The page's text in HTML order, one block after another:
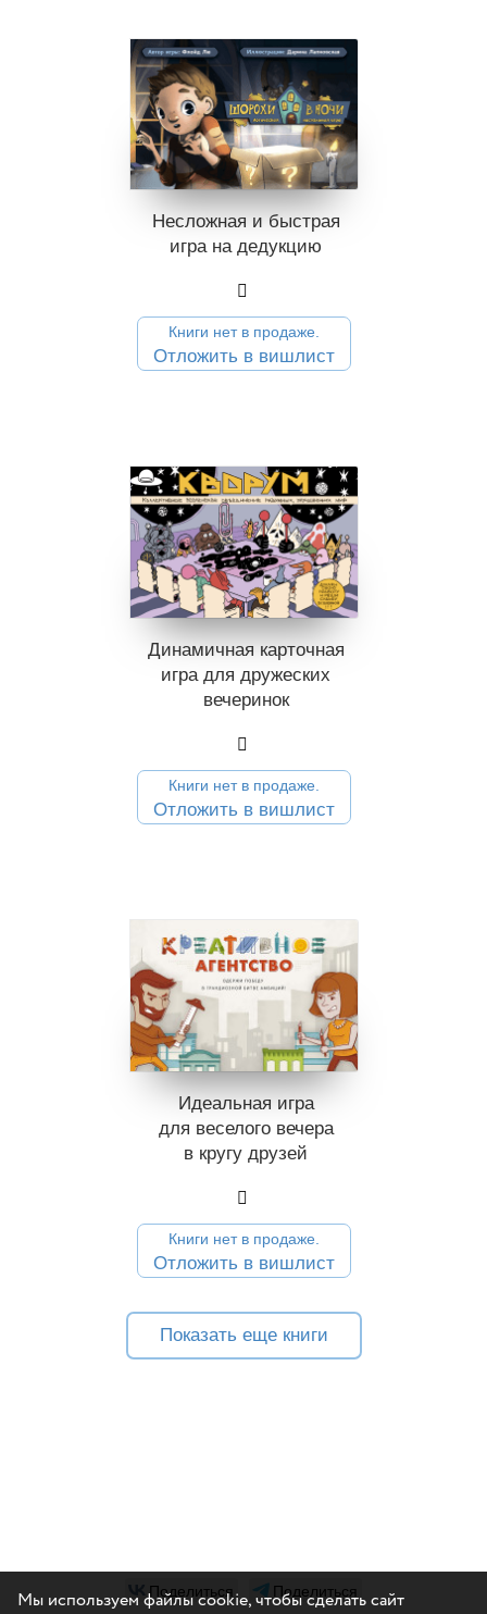
Несложная и быстрая
игра на дедукцию
Книги нет в продаже.
Отложить в вишлист
Динамичная карточная
игра для дружеских
вечеринок
Книги нет в продаже.
Отложить в вишлист
Идеальная игра
для веселого вечера
в кругу друзей
Книги нет в продаже.
Отложить в вишлист
Показать еще книги
Поделиться Поделиться
Мы используем файлы cookie, чтобы сделать сайт